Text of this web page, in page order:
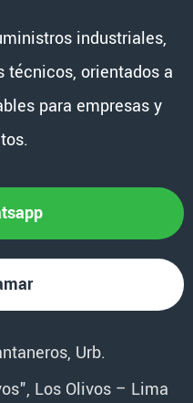
industriales,
técnicos, orientados a
para empresas y
Urb.
Los Olivos – Lima